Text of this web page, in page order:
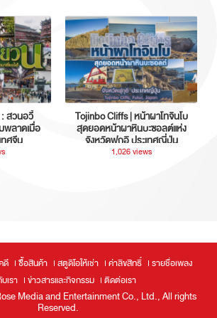
สวนอวี้
พลาดเมื่อ
ทศจีน
Tojinbo Cliffs | หน้าผาโทจินโบ
สุดยอดหน้าผาหินบะซอลต์แห่ง
จังหวัดฟุกุอิ ประเทศญี่ปุ่น
1,026 views
ดี ซื้อสินค้า สตูดิโอให้เช่า ค่าลิขสิทธิ์
รายชื่อเพลง
เรา
ข่าวสารและกิจกรรม ติดต่อเรา
Media and Entertainment Co., Ltd., All rights
Reserved.